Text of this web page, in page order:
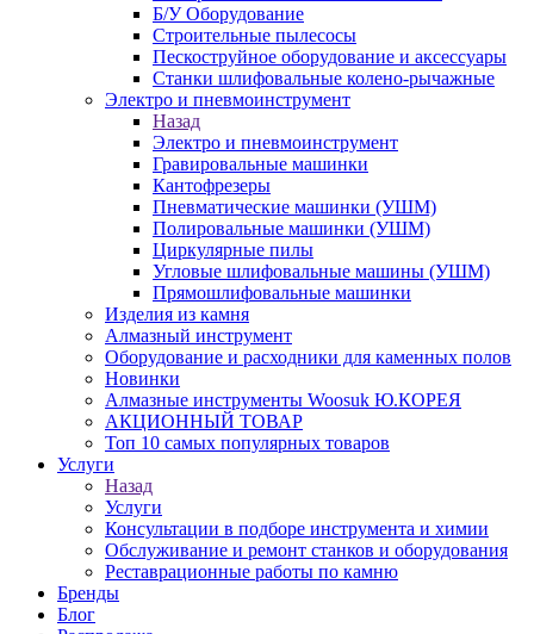
Б/У Оборудование
Строительные пылесосы
Пескоструйное оборудование и аксессуары
Станки шлифовальные колено-рычажные
Электро и пневмоинструмент
Назад
Электро и пневмоинструмент
Гравировальные машинки
Кантофрезеры
Пневматические машинки (УШМ)
Полировальные машинки (УШМ)
Циркулярные пилы
Угловые шлифовальные машины (УШМ)
Прямошлифовальные машинки
Изделия из камня
Алмазный инструмент
Оборудование и расходники для каменных полов
Новинки
Алмазные инструменты Woosuk Ю.КОРЕЯ
АКЦИОННЫЙ ТОВАР
Топ 10 самых популярных товаров
Услуги
Назад
Услуги
Консультации в подборе инструмента и химии
Обслуживание и ремонт станков и оборудования
Реставрационные работы по камню
Бренды
Блог